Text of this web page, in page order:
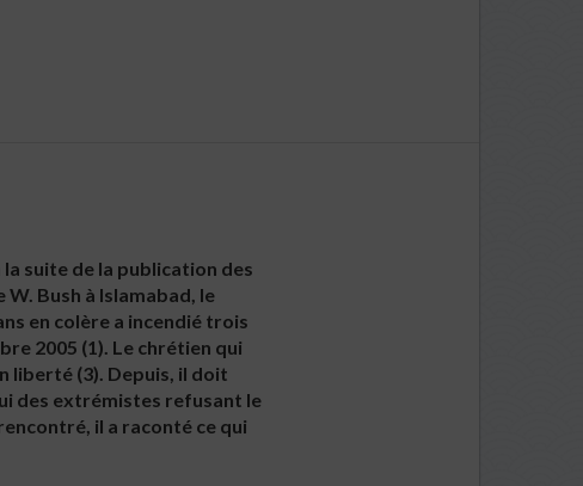
suite de la publication des
Bush à Islamabad, le
en colère a incendié trois
2005 (1). Le chrétien qui
liberté (3). Depuis, il doit
des extrémistes refusant le
il a raconté ce qui